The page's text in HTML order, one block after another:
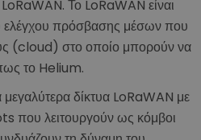
LoRaWAN. Το LoRaWAN είναι
ελέγχου πρόσβασης μέσων που
(cloud) στο οποίο μπορούν να
το Helium.
δίκτυα LoRaWAN με
λειτουργούν ως κόμβοι